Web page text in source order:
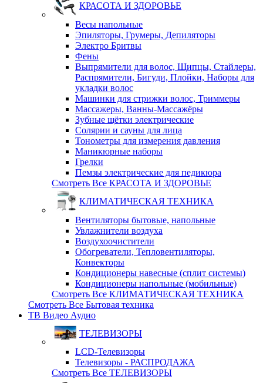
КРАСОТА И ЗДОРОВЬЕ
Весы напольные
Эпиляторы, Грумеры, Депиляторы
Электро Бритвы
Фены
Выпрямители для волос, Щипцы, Стайлеры,
Распрямители, Бигуди, Плойки, Наборы для
укладки волос
Машинки для стрижки волос, Триммеры
Массажеры, Ванны-Массажёры
Зубные щётки электрические
Солярии и сауны для лица
Тонометры для измерения давления
Маникюрные наборы
Грелки
Пемзы электрические для педикюра
Смотреть Все КРАСОТА И ЗДОРОВЬЕ
КЛИМАТИЧЕСКАЯ ТЕХНИКА
Вентиляторы бытовые, напольные
Увлажнители воздуха
Воздухоочистители
Обогреватели, Тепловентиляторы,
Конвекторы
Кондиционеры навесные (сплит системы)
Кондиционеры напольные (мобильные)
Смотреть Все КЛИМАТИЧЕСКАЯ ТЕХНИКА
Смотреть Все Бытовая техника
ТВ Видео Аудио
ТЕЛЕВИЗОРЫ
LCD-Телевизоры
Телевизоры - РАСПРОДАЖА
Смотреть Все ТЕЛЕВИЗОРЫ